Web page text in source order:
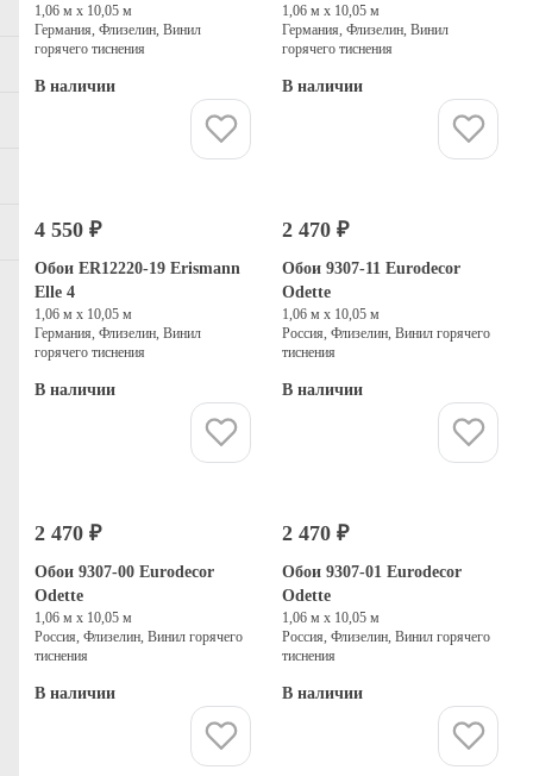
1,06 м х 10,05 м
Германия, Флизелин, Винил
горячего тиснения
В наличии
1,06 м х 10,05 м
Германия, Флизелин, Винил
горячего тиснения
В наличии
4 550 ₽
Обои ER12220-19 Erismann
Elle 4
1,06 м х 10,05 м
Германия, Флизелин, Винил
горячего тиснения
В наличии
2 470 ₽
Обои 9307-11 Eurodecor
Odette
1,06 м х 10,05 м
Россия, Флизелин, Винил горячего
тиснения
В наличии
2 470 ₽
Обои 9307-00 Eurodecor
Odette
1,06 м х 10,05 м
Россия, Флизелин, Винил горячего
тиснения
В наличии
2 470 ₽
Обои 9307-01 Eurodecor
Odette
1,06 м х 10,05 м
Россия, Флизелин, Винил горячего
тиснения
В наличии